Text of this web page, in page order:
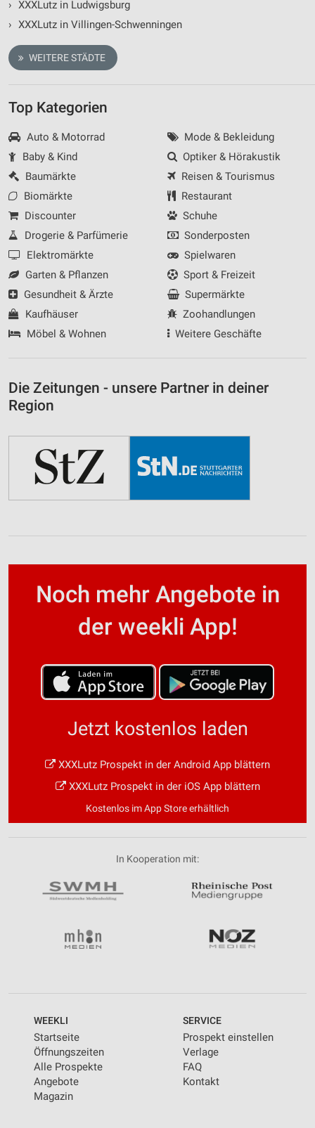
› XXXLutz in Ludwigsburg
› XXXLutz in Villingen-Schwenningen
WEITERE STÄDTE
Top Kategorien
Auto & Motorrad
Baby & Kind
Baumärkte
Biomärkte
Discounter
Drogerie & Parfümerie
Elektromärkte
Garten & Pflanzen
Gesundheit & Ärzte
Kaufhäuser
Möbel & Wohnen
Mode & Bekleidung
Optiker & Hörakustik
Reisen & Tourismus
Restaurant
Schuhe
Sonderposten
Spielwaren
Sport & Freizeit
Supermärkte
Zoohandlungen
Weitere Geschäfte
Die Zeitungen - unsere Partner in deiner
Region
Noch mehr Angebote in
der weekli App!
Jetzt kostenlos laden
XXXLutz Prospekt in der Android App blättern
XXXLutz Prospekt in der iOS App blättern
Kostenlos im App Store erhältlich
In Kooperation mit:
WEEKLI
Startseite
Öffnungszeiten
Alle Prospekte
Angebote
Magazin
SERVICE
Prospekt einstellen
Verlage
FAQ
Kontakt